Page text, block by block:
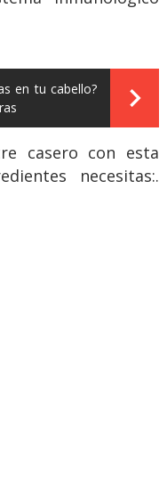
en tu cabello?
casero con esta
necesitas:.